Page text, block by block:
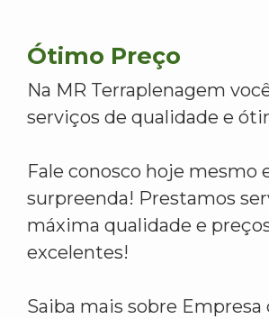
Ótimo Preço
Na MR Terraplenagem
serviços de qualidade e
Fale conosco hoje mesmo
surpreenda! Prestamos
máxima qualidade e
excelentes!
Saiba mais sobre Empresa